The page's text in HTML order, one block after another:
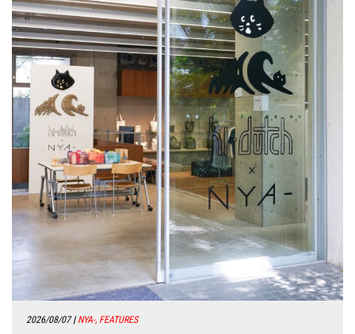
2026/08/07| NYA-, FEATURES